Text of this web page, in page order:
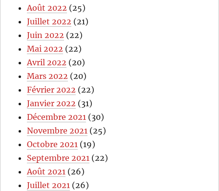
Août 2022 (25)
Juillet 2022 (21)
Juin 2022 (22)
Mai 2022 (22)
Avril 2022 (20)
Mars 2022 (20)
Février 2022 (22)
Janvier 2022 (31)
Décembre 2021 (30)
Novembre 2021 (25)
Octobre 2021 (19)
Septembre 2021 (22)
Août 2021 (26)
Juillet 2021 (26)